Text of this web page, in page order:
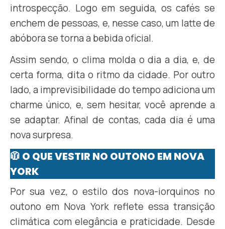
introspecção. Logo em seguida, os cafés se
enchem de pessoas, e, nesse caso, um latte de
abóbora se torna a bebida oficial.
Assim sendo, o clima molda o dia a dia, e, de
certa forma, dita o ritmo da cidade. Por outro
lado, a imprevisibilidade do tempo adiciona um
charme único, e, sem hesitar, você aprende a
se adaptar. Afinal de contas, cada dia é uma
nova surpresa.
🧥 O QUE VESTIR NO OUTONO EM NOVA
YORK
Por sua vez, o estilo dos nova-iorquinos no
outono em Nova York reflete essa transição
climática com elegância e praticidade. Desde